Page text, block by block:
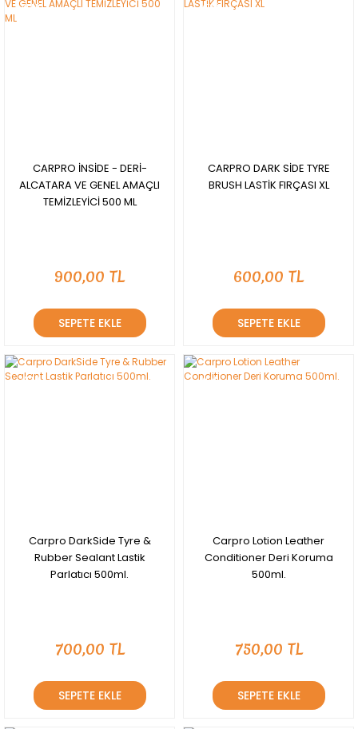
YENİ
CARPRO İNSİDE - DERİ-
ALCATARA VE GENEL AMAÇLI
TEMİZLEYİCİ 500 ML
900,00 TL
SEPETE EKLE
YENİ
CARPRO DARK SİDE TYRE
BRUSH LASTİK FIRÇASI XL
600,00 TL
SEPETE EKLE
YENİ
Carpro DarkSide Tyre &
Rubber Sealant Lastik
Parlatıcı 500ml.
700,00 TL
SEPETE EKLE
YENİ
Carpro Lotion Leather
Conditioner Deri Koruma
500ml.
750,00 TL
SEPETE EKLE